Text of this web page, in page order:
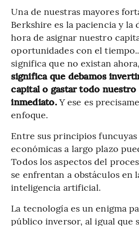
Una de nuestras mayores
Berkshire es la paciencia y la
hora de asignar nuestro
oportunidades con el
significa que no existan
significa que debamos
capital o gastar todo
inmediato.Y ese es
enfoque.
Entre sus principios
económicas a largo plazo
Todos los aspectos del
se enfrentan a obstáculos en
inteligencia artificial.
La tecnología es un enigma
público inversor, al igual que